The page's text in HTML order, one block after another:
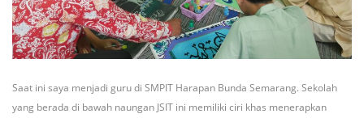
Saat ini saya menjadi guru di SMPIT Harapan Bunda Semarang. Sekolah
yang berada di bawah naungan JSIT ini memiliki ciri khas menerapkan